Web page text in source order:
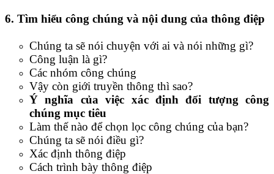
6. Tìm hiểu công chúng và nội dung của thông điệp
Chúng ta sẽ nói chuyện với ai và nói những gì?
Công luận là gì?
Các nhóm công chúng
Vậy còn giới truyền thông thì sao?
Ý nghĩa của việc xác định đối tượng công
chúng mục tiêu
Làm thế nào để chọn lọc công chúng của bạn?
Chúng ta sẽ nói điều gì?
Xác định thông điệp
Cách trình bày thông điệp